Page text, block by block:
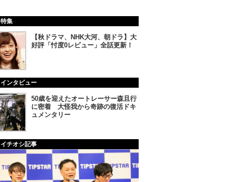
特集
【秋ドラマ、NHK大河、朝ドラ】大
好評「忖度0レビュー」全話更新！
インタビュー
50歳を迎えたオートレーサー森且行
に密着 大怪我から奇跡の復活ドキ
ュメンタリー
イチオシ記事